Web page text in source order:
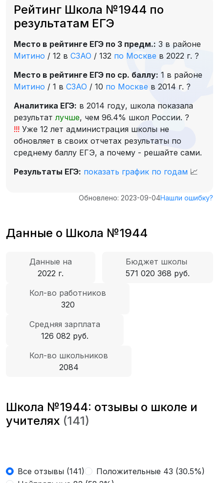
Рейтинг Школа №1944 по
результатам ЕГЭ
Место в рейтинге ЕГЭ по 3 предм.: 3 в районе
Митино / 12 в СЗАО / 132 по Москве в 2022 г. ?
Место в рейтинге ЕГЭ по ср. баллу: 1 в районе
Митино / 1 в СЗАО / 10 по Москве в 2014 г. ?
Аналитика ЕГЭ: в 2014 году, школа показала
результатлучше, чем 96.4% школ России. ?
!!! Уже 12 лет администрация школы не
обновляет в своих отчетах результаты по
среднему баллу ЕГЭ, а почему - решайте сами.
Результаты ЕГЭ: показать график по годам 📈
Обновлено: 2023-09-04Нашли ошибку?
Данные о Школа №1944
Данные на
2022 г.
Бюджет школы
571 020 368 руб.
Кол-во работников
320
Средняя зарплата
126 082 руб.
Кол-во школьников
2084
Школа №1944: отзывы о школе и
учителях (141)
Все отзывы (141)
Положительные 43 (30.5%)